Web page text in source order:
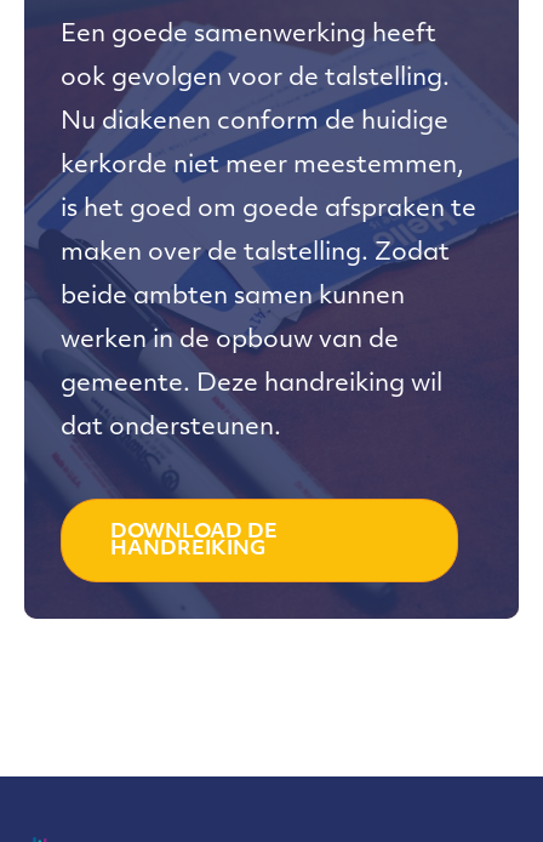
Een goede samenwerking heeft
ook gevolgen voor de talstelling.
Nu diakenen conform de huidige
kerkorde niet meer meestemmen,
is het goed om goede afspraken te
maken over de talstelling. Zodat
beide ambten samen kunnen
werken in de opbouw van de
gemeente. Deze handreiking wil
dat ondersteunen.
DOWNLOAD DE
HANDREIKING